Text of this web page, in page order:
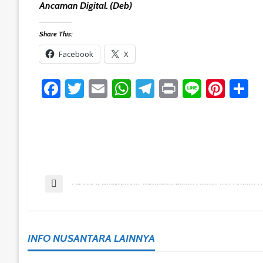
Ancaman Digital. (deb)
Share This:
Facebook X
Facebook
Twitter
EmailWhatsApp
Telegram
PrintLine
Post
Previous Post DP3AKB Balikpapan Tekankan Peran Orang Tua Dalam
INFO NUSANTARA LAINNYA